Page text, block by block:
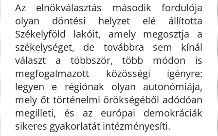
Az elnökválasztás második fordulója
olyan döntési helyzet elé állította
Székelyföld lakóit, amely megosztja a
székelységet, de továbbra sem kínál
választ a többször, több módon is
megfogalmazott közösségi igényre:
legyen e régiónak olyan autonómiája,
mely őt történelmi örökségéből adódóan
megilleti, és az európai demokráciák
sikeres gyakorlatát intézményesíti.